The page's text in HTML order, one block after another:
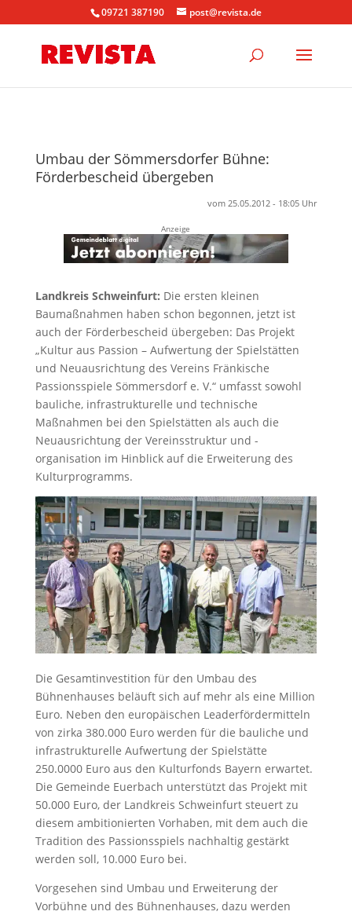
09721 387190 post@revista.de
Umbau der Sömmersdorfer Bühne:
Förderbescheid übergeben
vom 25.05.2012 - 18:05 Uhr
Anzeige
Landkreis Schweinfurt: Die ersten kleinen
Baumaßnahmen haben schon begonnen, jetzt ist
auch der Förderbescheid übergeben: Das Projekt
„Kultur aus Passion – Aufwertung der Spielstätten
und Neuausrichtung des Vereins Fränkische
Passionsspiele Sömmersdorf e. V.“ umfasst sowohl
bauliche, infrastrukturelle und technische
Maßnahmen bei den Spielstätten als auch die
Neuausrichtung der Vereinsstruktur und -
organisation im Hinblick auf die Erweiterung des
Kulturprogramms.
Die Gesamtinvestition für den Umbau des
Bühnenhauses beläuft sich auf mehr als eine Million
Euro. Neben den europäischen Leaderfördermitteln
von zirka 380.000 Euro werden für die bauliche und
infrastrukturelle Aufwertung der Spielstätte
250.0000 Euro aus den Kulturfonds Bayern erwartet.
Die Gemeinde Euerbach unterstützt das Projekt mit
50.000 Euro, der Landkreis Schweinfurt steuert zu
diesem ambitionierten Vorhaben, mit dem auch die
Tradition des Passionsspiels nachhaltig gestärkt
werden soll, 10.000 Euro bei.
Vorgesehen sind Umbau und Erweiterung der
Vorbühne und des Bühnenhauses, dazu werden